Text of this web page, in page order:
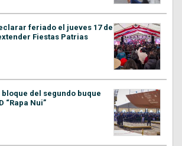
feriado el jueves 17 de
Fiestas Patrias
del segundo buque
“Rapa Nui”